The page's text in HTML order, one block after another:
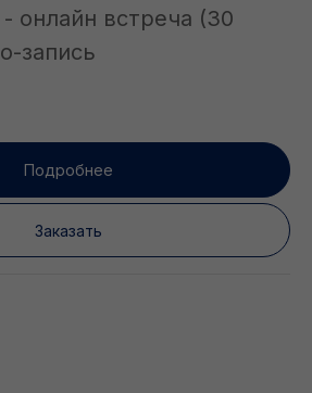
онлайн встреча (30
запись
Подробнее
Заказать